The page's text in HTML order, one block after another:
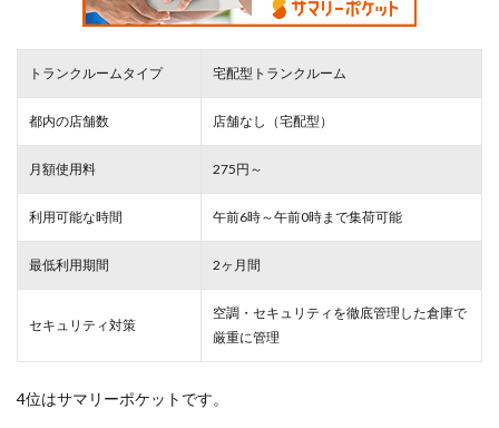
トランクルームタイプ 宅配型トランクルーム
都内の店舗数 店舗なし（宅配型）
月額使用料 275円～
利用可能な時間 午前6時～午前0時まで集荷可能
最低利用期間 2ヶ月間
セキュリティ対策
空調・セキュリティを徹底管理した倉庫で
厳重に管理
4位はサマリーポケットです。